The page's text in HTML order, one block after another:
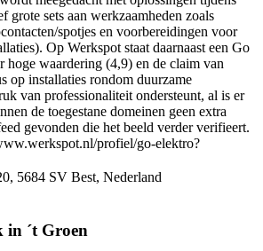
grote sets aan werkzaamheden zoals
spotjes en voorbereidingen voor
Op Werkspot staat daarnaast een Go
hoge waardering (4,9) en de claim van
op installaties rondom duurzame
van professionaliteit ondersteunt, al is er
de toegestane domeinen geen extra
gevonden die het beeld verder verifieert.
profiel/go-elektro?
5684 SV Best, Nederland
in ´t Groen